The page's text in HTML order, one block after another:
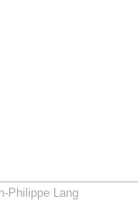
Philippe Lang